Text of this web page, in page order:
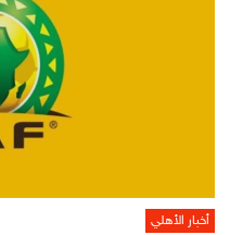
أخبار الأهلي